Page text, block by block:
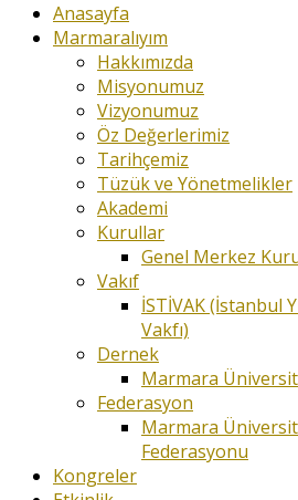
Anasayfa
Marmaralıyım
Hakkımızda
Misyonumuz
Vizyonumuz
Öz Değerlerimiz
Tarihçemiz
Tüzük ve Yönetmelikler
Akademi
Kurullar
Genel Merkez
Vakıf
İSTİVAK (İstanbul
Vakfı)
Dernek
Marmara
Federasyon
Marmara
Federasyonu
Kongreler